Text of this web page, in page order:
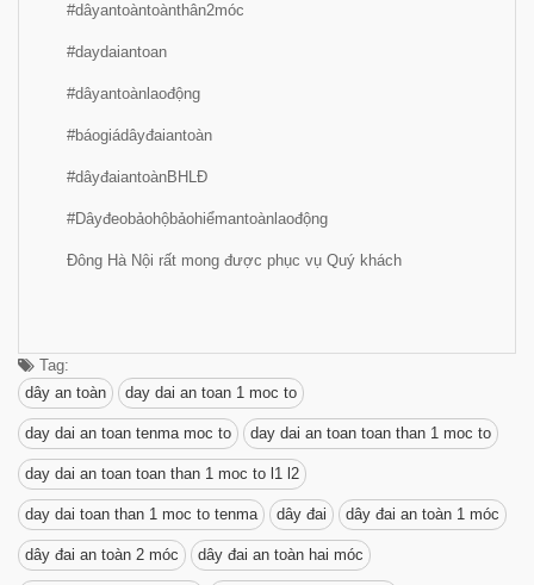
#dâyantoàntoànthân2móc
#daydaiantoan
#dâyantoànlaođộng
#báogiádâyđaiantoàn
#dâyđaiantoànBHLĐ
#Dâyđeobảohộbảohiểmantoànlaođộng
Đông Hà Nội rất mong được phục vụ Quý khách
Tag:
dây an toàn
day dai an toan 1 moc to
day dai an toan tenma moc to day dai an toan toan than 1 moc to
day dai an toan toan than 1 moc to l1 l2
day dai toan than 1 moc to tenma dây đai dây đai an toàn 1 móc
dây đai an toàn 2 móc dây đai an toàn hai móc